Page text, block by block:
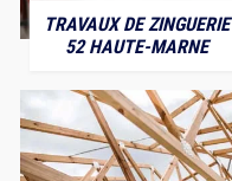
TRAVAUX DE ZINGUERIE
52 HAUTE-MARNE